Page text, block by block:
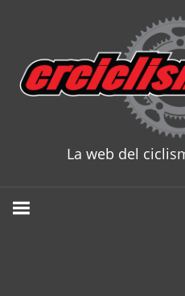
content
La web del